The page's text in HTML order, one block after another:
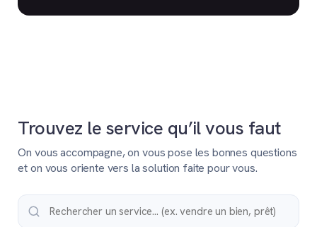
Trouvez le service qu’il vous faut
On vous accompagne, on vous pose les bonnes questions
et on vous oriente vers la solution faite pour vous.